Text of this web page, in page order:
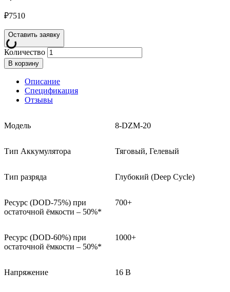
₽7510
Оставить заявку
Количество
В корзину
Описание
Спецификация
Отзывы
Модель 8-DZM-20
Тип Аккумулятора Тяговый, Гелевый
Тип разряда Глубокий (Deep Cycle)
Ресурс (DOD-75%) при
остаточной ёмкости – 50%*
700+
Ресурс (DOD-60%) при
остаточной ёмкости – 50%*
1000+
Напряжение 16 В